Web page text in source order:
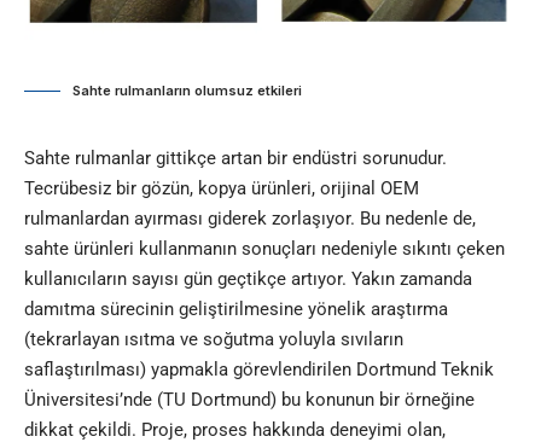
Sahte rulmanların olumsuz etkileri
Sahte rulmanlar gittikçe artan bir endüstri sorunudur.
Tecrübesiz bir gözün, kopya ürünleri, orijinal OEM
rulmanlardan ayırması giderek zorlaşıyor. Bu nedenle de,
sahte ürünleri kullanmanın sonuçları nedeniyle sıkıntı çeken
kullanıcıların sayısı gün geçtikçe artıyor. Yakın zamanda
damıtma sürecinin geliştirilmesine yönelik araştırma
(tekrarlayan ısıtma ve soğutma yoluyla sıvıların
saflaştırılması) yapmakla görevlendirilen Dortmund Teknik
Üniversitesi’nde (TU Dortmund) bu konunun bir örneğine
dikkat çekildi. Proje, proses hakkında deneyimi olan,